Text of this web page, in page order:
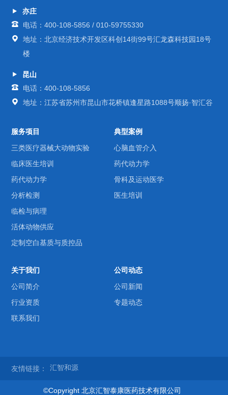
亦庄
电话：400-108-5856 / 010-59755330
地址：北京经济技术开发区科创14街99号汇龙森科技园18号
楼
昆山
电话：400-108-5856
地址：江苏省苏州市昆山市花桥镇逢星路1088号顺扬·智汇谷
服务项目
三类医疗器械大动物实验
临床医生培训
药代动力学
分析检测
临检与病理
活体动物供应
定制空白基质与质控品
典型案例
心脑血管介入
药代动力学
骨科及运动医学
医生培训
关于我们
公司简介
行业资质
联系我们
公司动态
公司新闻
专题动态
友情链接： 汇智和源
©Copyright 北京汇智泰康医药技术有限公司